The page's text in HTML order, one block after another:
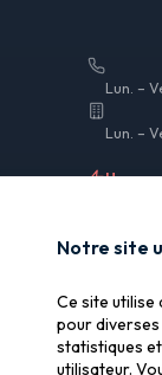
Lun. –
Lun. –
Notre site
Ce site utilise
pour
statistiques
utilisateur.